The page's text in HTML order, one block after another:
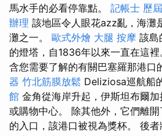
馬水手的必看停靠點。 記帳士 歷
辦理 該地區令人眼花azz亂，海灘
灘之一。 歐式外燴 大腿 按摩 該島
的燈塔，自1836年以來一直在這裡
含您需要了解的有關巴塞羅那港口
器 竹北筋膜放鬆 Deliziosa巡航船
館 金角從海岸升起，伊斯坦布爾
或購物中心。 除其他外，它們離
的入口，該港口被視為獎杯。 後